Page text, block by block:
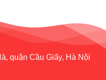
quận Cầu Giấy, Hà Nội